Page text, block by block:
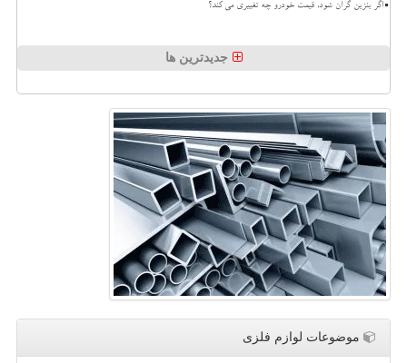
اگر بنزین گران شود، قیمت خودرو چه تغییری می کند؟
جدیدترین ها
موضوعات لوازم فلزی